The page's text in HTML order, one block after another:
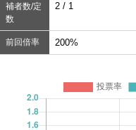
補者数/定
数
2 / 1
前回倍率 200%